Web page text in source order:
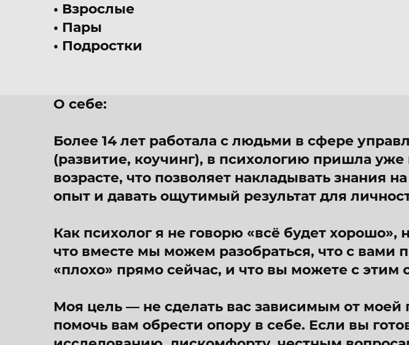
Взрослые
Пары
Подростки
О себе:
Более 14 лет работала с людьми в сфере
(развитие, коучинг), в психологию пришла уже
возрасте, что позволяет накладывать знания
опыт и давать ощутимый результат для
Как психолог я не говорю «всё будет хорошо»,
что вместе мы можем разобраться, что с вами
«плохо» прямо сейчас, и что вы можете с этим
Моя цель — не сделать вас зависимым от моей
помочь вам обрести опору в себе. Если вы